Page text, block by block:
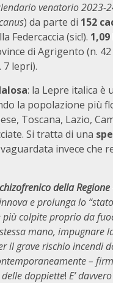
venatorio 2023-
) da parte di 152
Federcaccia (sic!).
di Agrigento (n.
7 lepri).
: la Lepre italica è
la popolazione più
Toscana, Lazio,
Si tratta di una
invece che
della Regione
e prolunga lo
colpite proprio da
mano,
il grave rischio incendi
–
doppiette! E’ davvero